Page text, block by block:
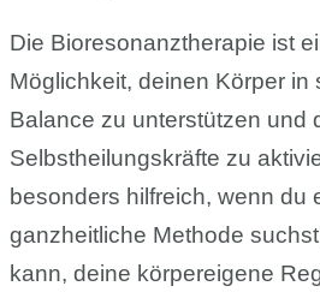
Die Bioresonanztherapie ist
Möglichkeit, deinen Körper in
Balance zu unterstützen und
Selbstheilungskräfte zu
besonders hilfreich, wenn du
ganzheitliche Methode
kann, deine körpereigene